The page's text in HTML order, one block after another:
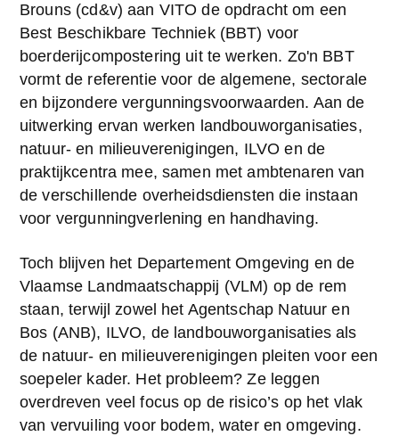
Brouns (cd&v) aan VITO de opdracht om een
Best Beschikbare Techniek (BBT) voor
boerderijcompostering uit te werken. Zo'n BBT
vormt de referentie voor de algemene, sectorale
en bijzondere vergunningsvoorwaarden. Aan de
uitwerking ervan werken landbouworganisaties,
natuur- en milieuverenigingen, ILVO en de
praktijkcentra mee, samen met ambtenaren van
de verschillende overheidsdiensten die instaan
voor vergunningverlening en handhaving.
Toch blijven het Departement Omgeving en de
Vlaamse Landmaatschappij (VLM) op de rem
staan, terwijl zowel het Agentschap Natuur en
Bos (ANB), ILVO, de landbouworganisaties als
de natuur- en milieuverenigingen pleiten voor een
soepeler kader. Het probleem? Ze leggen
overdreven veel focus op de risico’s op het vlak
van vervuiling voor bodem, water en omgeving.